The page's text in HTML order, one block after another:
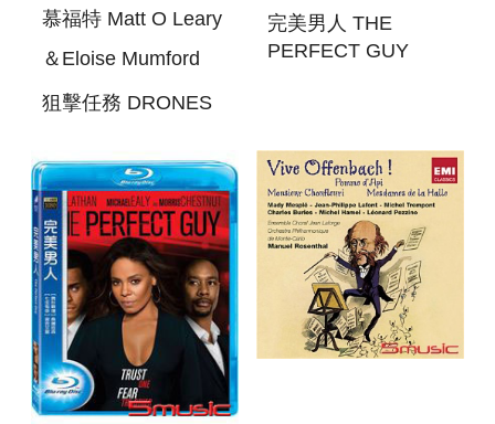
慕福特 Matt O Leary
＆Eloise Mumford
狙擊任務 DRONES
完美男人 THE
PERFECT GUY